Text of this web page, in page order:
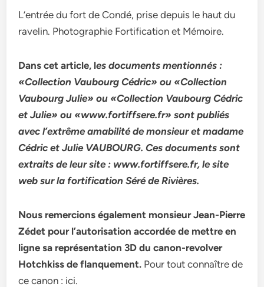
L’entrée du fort de Condé, prise depuis le haut du
ravelin. Photographie Fortification et Mémoire.
Dans cet article, les documents mentionnés :
«Collection Vaubourg Cédric» ou «Collection
Vaubourg Julie» ou «Collection Vaubourg Cédric
et Julie» ou «www.fortiffsere.fr» sont publiés
avec l’extrême amabilité de monsieur et madame
Cédric et Julie VAUBOURG. Ces documents sont
extraits de leur site : www.fortiffsere.fr, le site
web sur la fortification Séré de Rivières.
Nous remercions également monsieur Jean-Pierre
Zédet pour l’autorisation accordée de mettre en
ligne sa représentation 3D du canon-revolver
Hotchkiss de flanquement. Pour tout connaître de
ce canon : ici.